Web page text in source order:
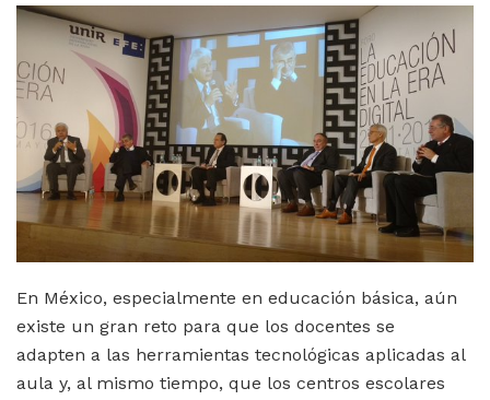
En México, especialmente en educación básica, aún
existe un gran reto para que los docentes se
adapten a las herramientas tecnológicas aplicadas al
aula y, al mismo tiempo, que los centros escolares